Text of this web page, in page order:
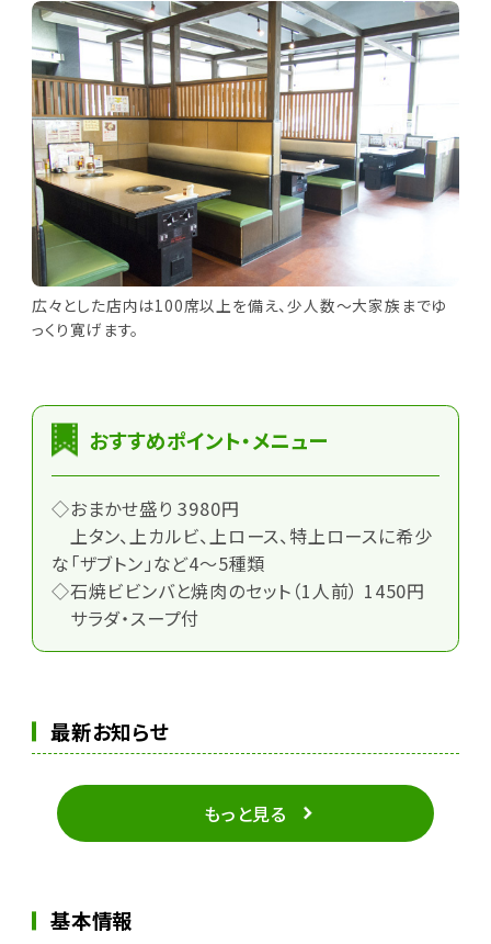
広々とした店内は100席以上を備え、少人数～大家族までゆ
っくり寛げます。
おすすめポイント・メニュー
◇おまかせ盛り 3980円
上タン、上カルビ、上ロース、特上ロースに希少
な「ザブトン」など4～5種類
◇石焼ビビンバと焼肉のセット（1人前） 1450円
サラダ・スープ付
最新お知らせ
もっと見る
基本情報